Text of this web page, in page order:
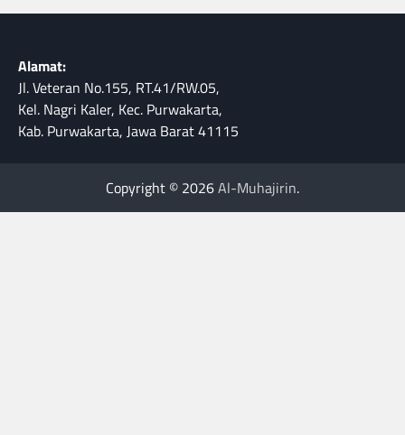
Alamat:
Jl. Veteran No.155, RT.41/RW.05,
Kel. Nagri Kaler, Kec. Purwakarta,
Kab. Purwakarta, Jawa Barat 41115
Copyright © 2026Al-Muhajirin.